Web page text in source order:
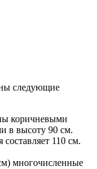
следующие
коричневыми
в высоту 90 см.
110 см.
многочисленные